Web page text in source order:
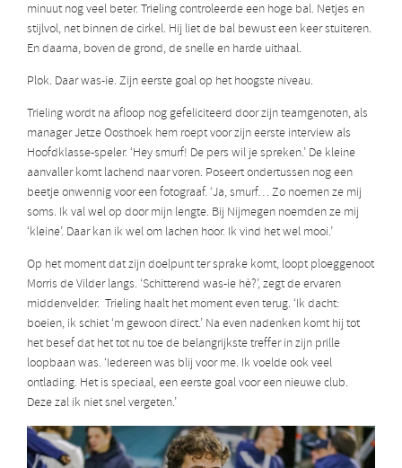
minuut nog veel beter. Trieling controleerde een hoge bal. Netjes en
stijlvol, net binnen de cirkel. Hij liet de bal bewust een keer stuiteren.
En daarna, boven de grond, de snelle en harde uithaal.
Plok. Daar was-ie. Zijn eerste goal op het hoogste niveau.
Trieling wordt na afloop nog gefeliciteerd door zijn teamgenoten, als
manager Jetze Oosthoek hem roept voor zijn eerste interview als
Hoofdklasse-speler. ‘Hey smurf! De pers wil je spreken.’ De kleine
aanvaller komt lachend naar voren. Poseert ondertussen nog een
beetje onwennig voor een fotograaf. ‘Ja, smurf… Zo noemen ze mij
soms. Ik val wel op door mijn lengte. Bij Nijmegen noemden ze mij
‘kleine’. Daar kan ik wel om lachen hoor. Ik vind het wel mooi.’
Op het moment dat zijn doelpunt ter sprake komt, loopt ploeggenoot
Morris de Vilder langs. ‘Schitterend was-ie hè?’, zegt de ervaren
middenvelder. Trieling haalt het moment even terug. ‘Ik dacht:
boeien, ik schiet ‘m gewoon direct.’ Na even nadenken komt hij tot
het besef dat het tot nu toe de belangrijkste treffer in zijn prille
loopbaan was. ‘Iedereen was blij voor me. Ik voelde ook veel
ontlading. Het is speciaal, een eerste goal voor een nieuwe club.
Deze zal ik niet snel vergeten.’